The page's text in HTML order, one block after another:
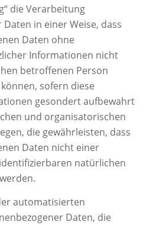
die Verarbeitung
in einer Weise, dass
Daten ohne
Informationen nicht
betroffenen Person
sofern diese
gesondert aufbewahrt
und organisatorischen
die gewährleisten, dass
Daten nicht einer
natürlichen
automatisierten
Daten, die